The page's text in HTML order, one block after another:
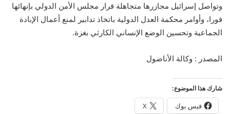
وتواصل إسرائيل مجازرها متجاهلة قرار مجلس الأمن الدولي بإنهائها
فورا، وأوامر محكمة العدل الدولية باتخاذ تدابير لمنع أعمال الإبادة
الجماعية وتحسين الوضع الإنساني الكارثي بغزة.
المصدر : وكالة الأناضول
شارك هذا الموضوع:
فيس بوك X